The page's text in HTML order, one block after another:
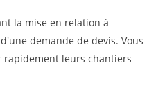
la mise en relation à
demande de devis. Vous
rapidement leurs chantiers